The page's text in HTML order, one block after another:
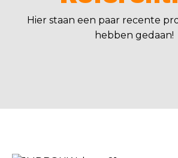
Hier staan een paar recente
hebben gedaan!